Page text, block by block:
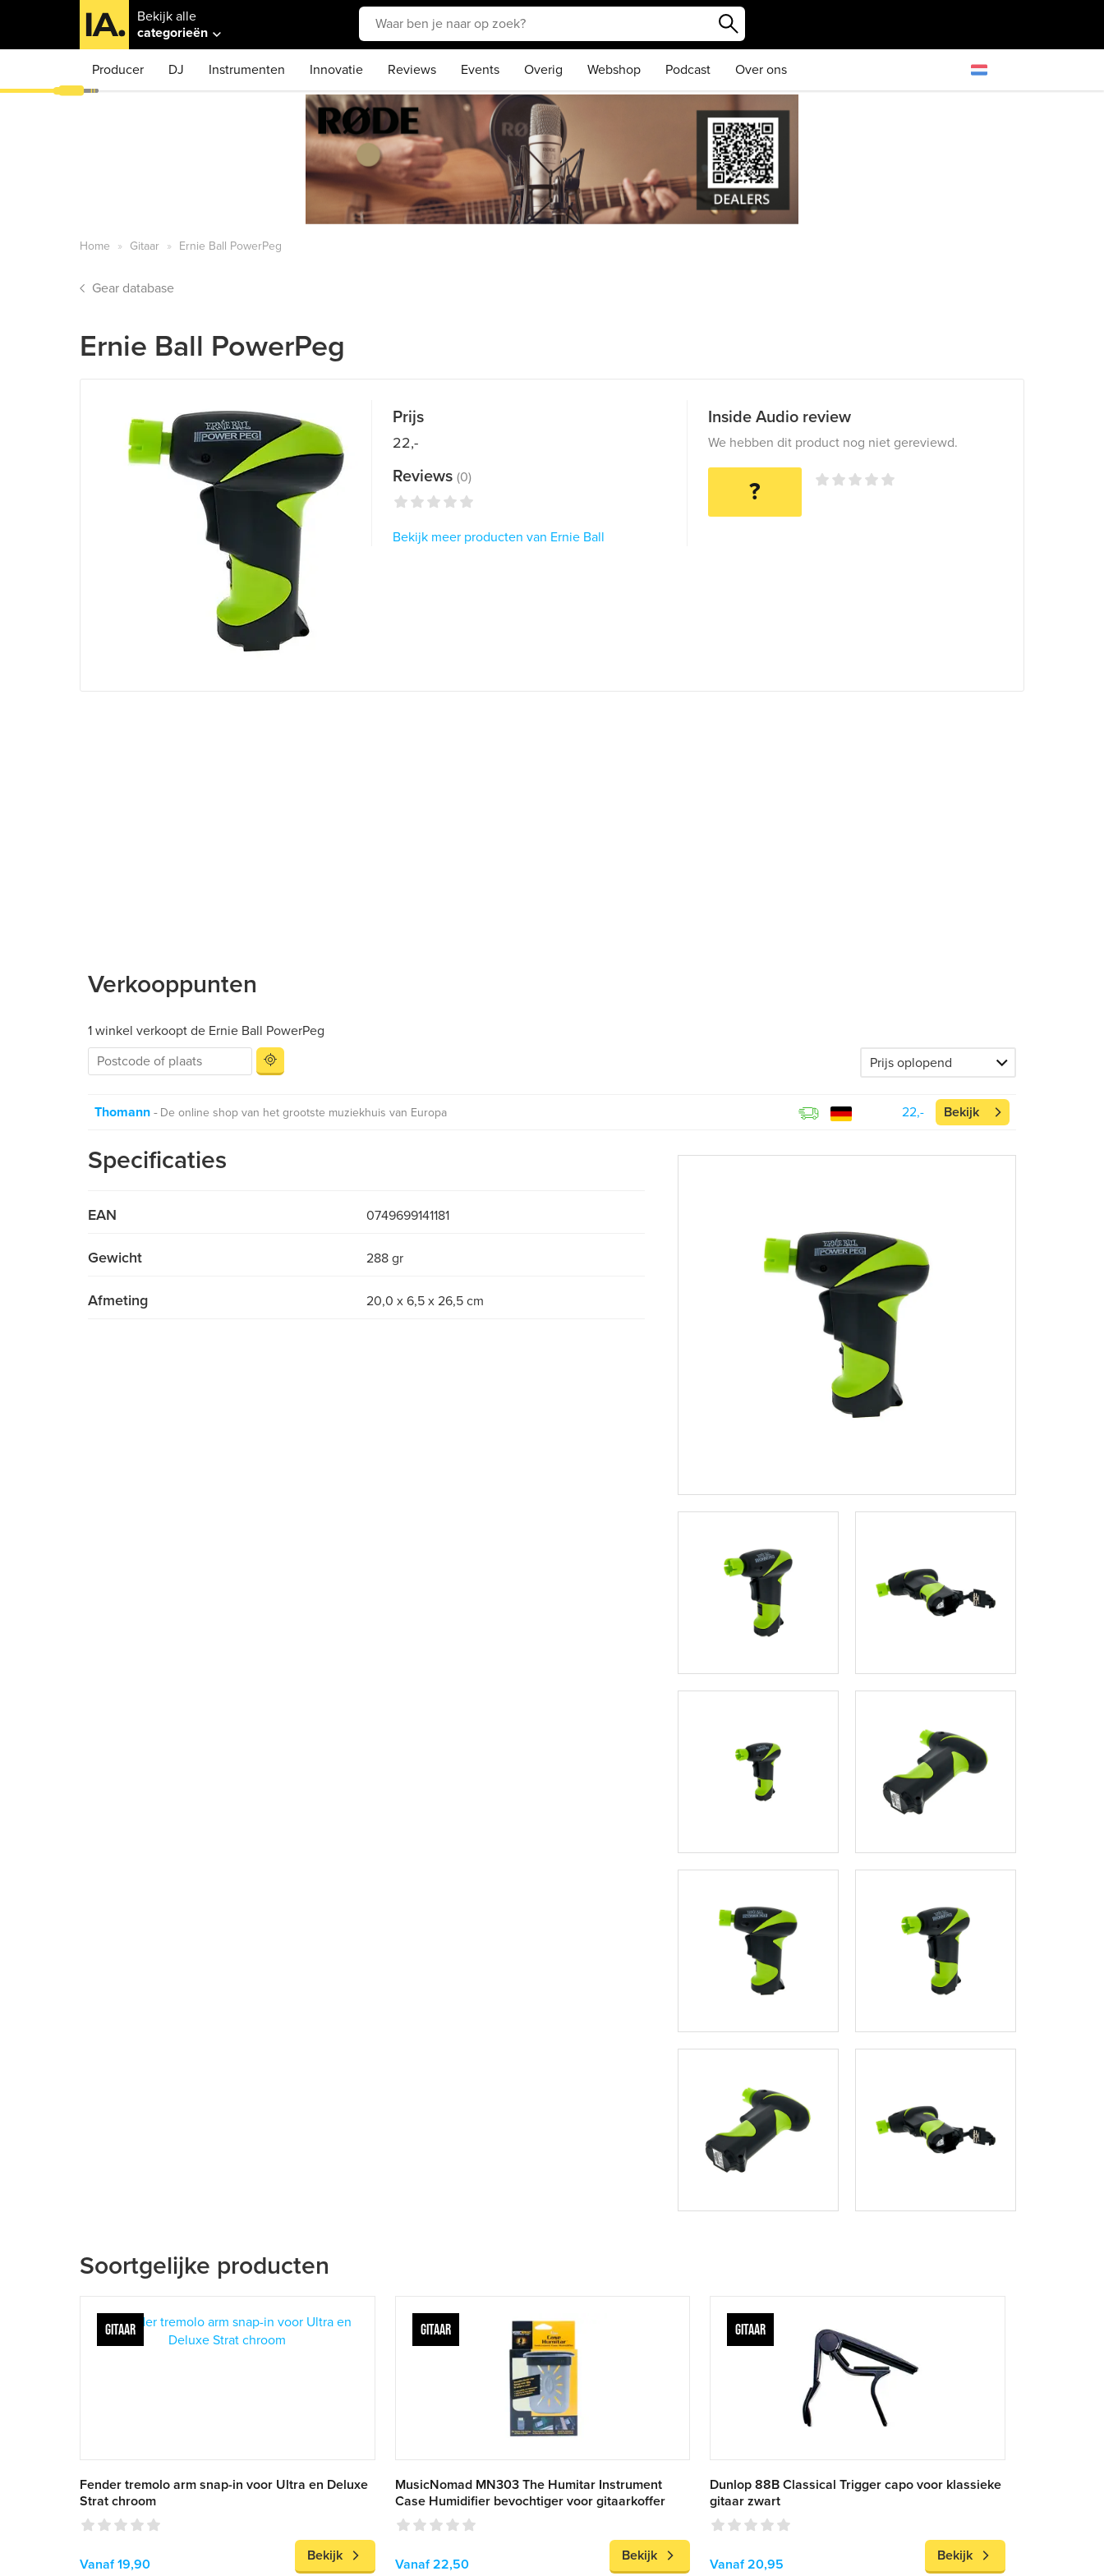
Bekijk alle
categorieën
Producer DJ Instrumenten Innovatie Reviews Events Overig Webshop Podcast Over ons
Home Gitaar Ernie Ball PowerPeg
Gear database
Ernie Ball PowerPeg
Prijs
22,-
Reviews(0)
Bekijk meer producten van Ernie Ball
Inside Audio review
We hebben dit product nog niet gereviewd.
?
Verkooppunten
1 winkel verkoopt de Ernie Ball PowerPeg
Thomann De online shop van het grootste muziekhuis van Europa 22,- Bekijk
Specificaties
EAN 0749699141181
Gewicht 288 gr
Afmeting 20,0 x 6,5 x 26,5 cm
Soortgelijke producten
GITAAR
Fender tremolo arm snap-in voor Ultra en Deluxe
Strat chroom
Vanaf 19,90
Bekijk
GITAAR
MusicNomad MN303 The Humitar Instrument
Case Humidifier bevochtiger voor gitaarkoffer
Vanaf 22,50
Bekijk
GITAAR
Dunlop 88B Classical Trigger capo voor klassieke
gitaar zwart
Vanaf 20,95
Bekijk